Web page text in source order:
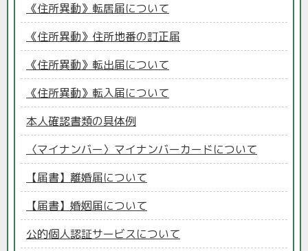
《住所異動》転居届について
《住所異動》住所地番の訂正届
《住所異動》転出届について
《住所異動》転入届について
本人確認書類の具体例
〈マイナンバー〉マイナンバーカードについて
【届書】離婚届について
【届書】婚姻届について
公的個人認証サービスについて